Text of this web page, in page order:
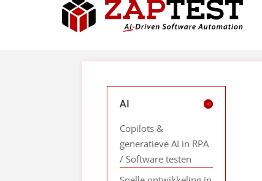
AI
Copilots &
generatieve AI in RPA
/ Software testen